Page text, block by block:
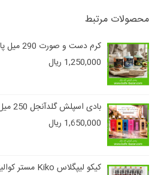
محصولات مرتبط
کرم دست و صورت 290 میل پاشا
1,250,000 ریال
بادی اسپلش گلدآنجل 250 میل
1,650,000 ریال
کیکو لیپگلاس Kiko مستر کوالیتی